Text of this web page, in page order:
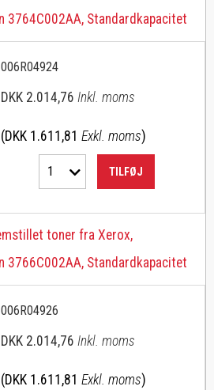
3764C002AA, Standardkapacitet
006R04924
DKK 2.014,76 Inkl. moms
(DKK 1.611,81 Exkl. moms)
1 TILFØJ
toner fra Xerox,
3766C002AA, Standardkapacitet
006R04926
DKK 2.014,76 Inkl. moms
(DKK 1.611,81 Exkl. moms)